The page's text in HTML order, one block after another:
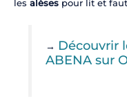
les alèsespour lit et
→ Découvrir
ABENA sur